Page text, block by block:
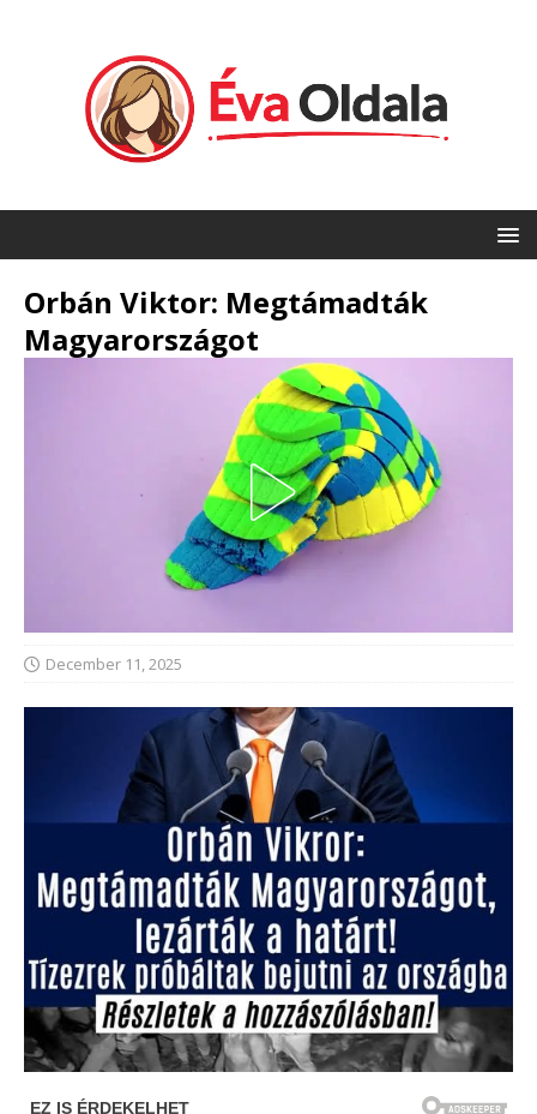
Orbán Viktor: Megtámadták
Magyarországot
December 11, 2025